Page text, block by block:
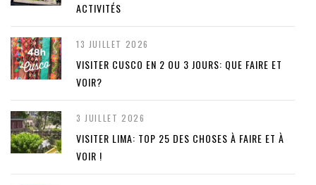
ACTIVITÉS
13 JUILLET 2026
VISITER CUSCO EN 2 OU 3 JOURS: QUE FAIRE ET
VOIR?
3 JUILLET 2026
VISITER LIMA: TOP 25 DES CHOSES À FAIRE ET À
VOIR !